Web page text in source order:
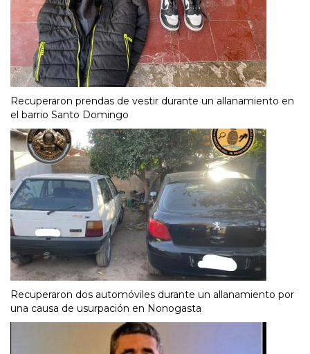
Recuperaron prendas de vestir durante un allanamiento en
el barrio Santo Domingo
Recuperaron dos automóviles durante un allanamiento por
una causa de usurpación en Nonogasta